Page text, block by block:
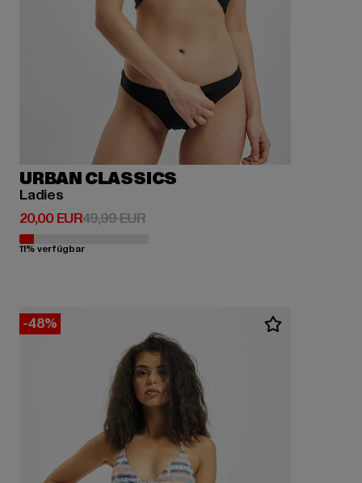
URBAN CLASSICS
Ladies
20,00 EUR
Derzeitiger Preis: 20,00 EUR
49,99 EURAktionspreis: 49,99 EUR
11% verfügbar
-48%